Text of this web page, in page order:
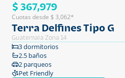
$ 367,979
Cuotas desde $ 3,062*
Terra Delfines Tipo G
Guatemala Zona 14
3 dormitorios
2.5 baños
2 parqueos
Pet Friendly